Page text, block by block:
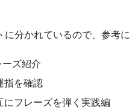
分かれているので、参考に
ズ紹介
指を確認
フレーズを弾く実践編